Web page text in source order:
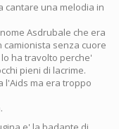
cantare una melodia in
Asdrubale che era
senza cuore
ha travolto perche'
pieni di lacrime.
l'Aids ma era troppo